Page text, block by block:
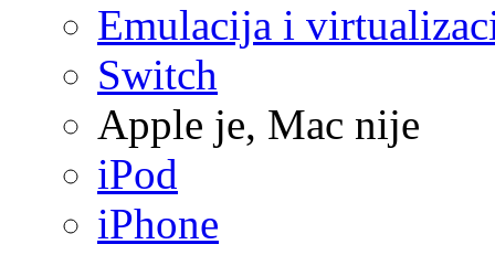
Emulacija i
Switch
Apple je, Mac nije
iPod
iPhone